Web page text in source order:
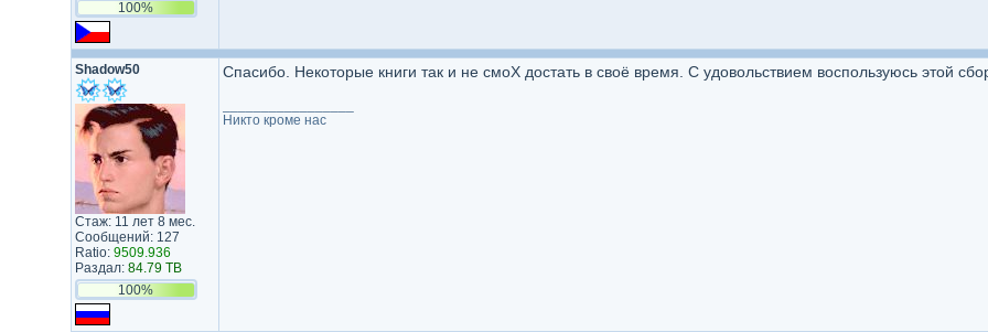
100%
Shadow50
Стаж: 11 лет 8 мес.
Сообщений: 127
Ratio: 9509.936
Раздал: 84.79 TB
100%
Спасибо. Некоторые книги так и не смоХ достать в своё время. С удовольствием воспользуюсь этой
Никто кроме нас